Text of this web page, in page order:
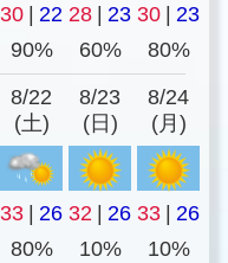
30 | 22 28 | 23 30 | 23
90% 60% 80%
8/22
(土)
8/23
(日)
8/24
(月)
33 26 32 26 33
26
80% 10%
10%